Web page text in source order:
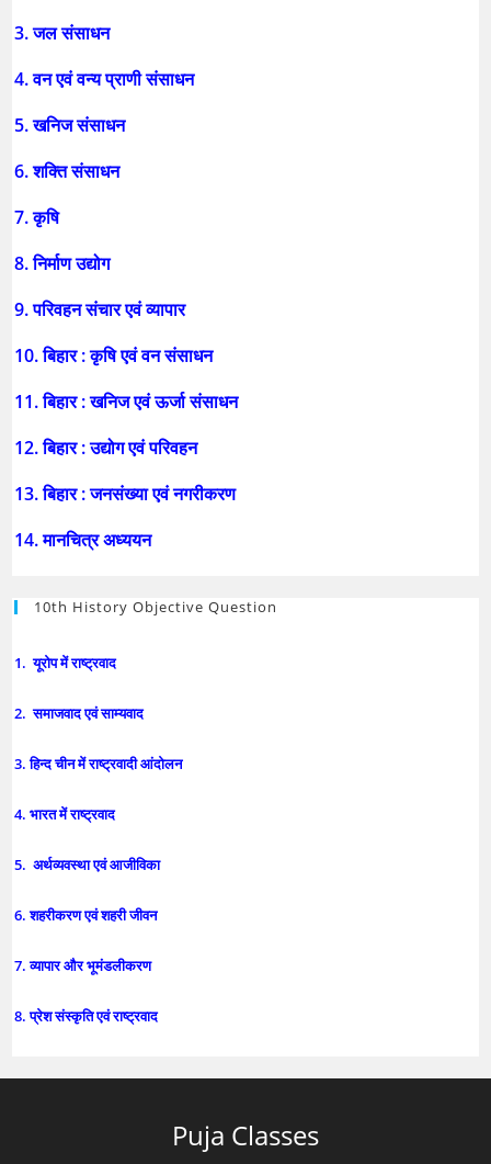
3. जल संसाधन
4. वन एवं वन्य प्राणी संसाधन
5. खनिज संसाधन
6. शक्ति संसाधन
7. कृषि
8. निर्माण उद्योग
9. परिवहन संचार एवं व्यापार
10. बिहार : कृषि एवं वन संसाधन
11. बिहार : खनिज एवं ऊर्जा संसाधन
12. बिहार : उद्योग एवं परिवहन
13. बिहार : जनसंख्या एवं नगरीकरण
14. मानचित्र अध्ययन
10th History Objective Question
1. यूरोप में राष्ट्रवाद
2. समाजवाद एवं साम्यवाद
3. हिन्द चीन में राष्ट्रवादी आंदोलन
4. भारत में राष्ट्रवाद
5. अर्थव्यवस्था एवं आजीविका
6. शहरीकरण एवं शहरी जीवन
7. व्यापार और भूमंडलीकरण
8. प्रेश संस्कृति एवं राष्ट्रवाद
Puja Classes